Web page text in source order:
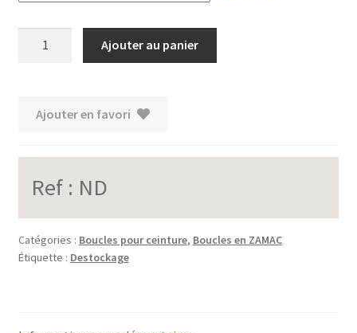
Ajouter au panier
Ajouter en favori
Ref : ND
Catégories : Boucles pour ceinture, Boucles en ZAMAC
Étiquette : Destockage